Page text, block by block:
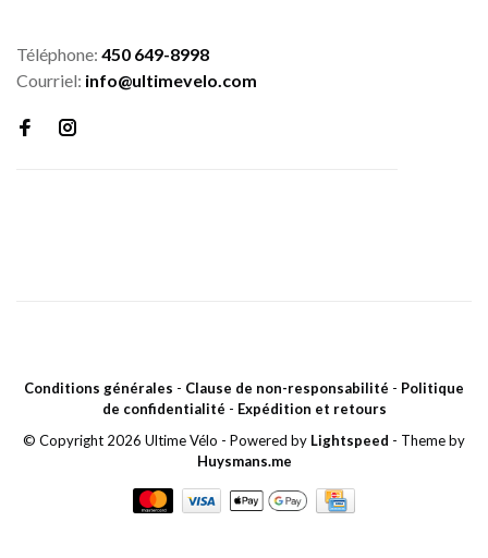
Téléphone: 450 649-8998
Courriel: info@ultimevelo.com
Conditions générales - Clause de non-responsabilité - Politique
de confidentialité - Expédition et retours
© Copyright 2026 Ultime Vélo - Powered by Lightspeed - Theme by
Huysmans.me